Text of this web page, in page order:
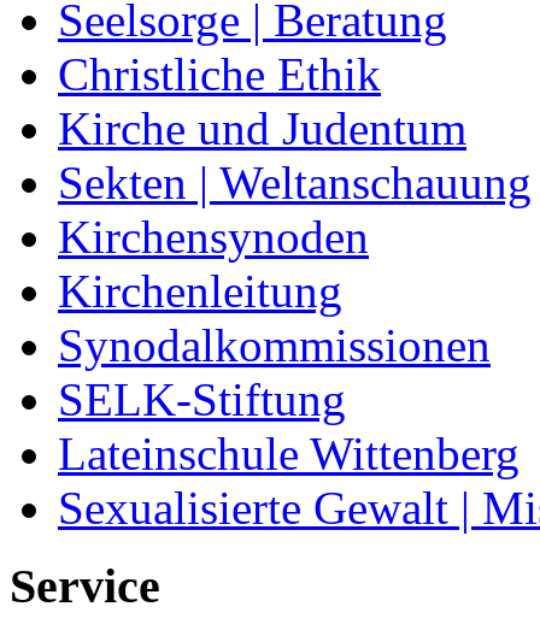
Seelsorge | Beratung
Christliche Ethik
Kirche und Judentum
Sekten | Weltanschauung
Kirchensynoden
Kirchenleitung
Synodalkommissionen
SELK-Stiftung
Lateinschule Wittenberg
Sexualisierte Gewalt |
Service